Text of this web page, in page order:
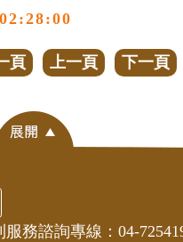
頁 上一頁 下一頁
務諮詢專線：04-